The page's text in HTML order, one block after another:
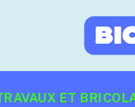
ET